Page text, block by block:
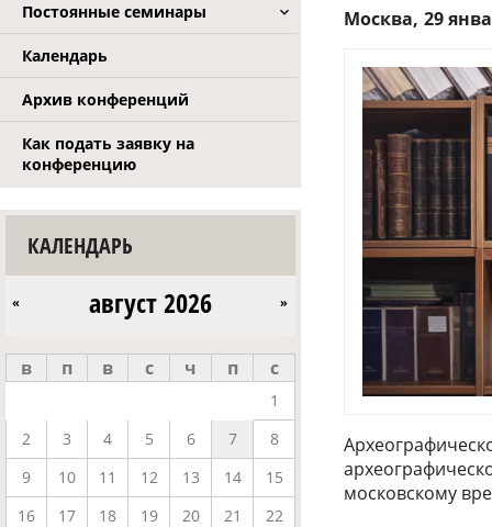
Постоянные семинары
Календарь
Архив конференций
Как подать заявку на
конференцию
КАЛЕНДАРЬ
август 2026
« »
в п в с ч п с
1
2
3 4 5 6 7
8
9
10 11 12 13 14
15
16
17 18 19 20 21
22
Москва 29
московскому